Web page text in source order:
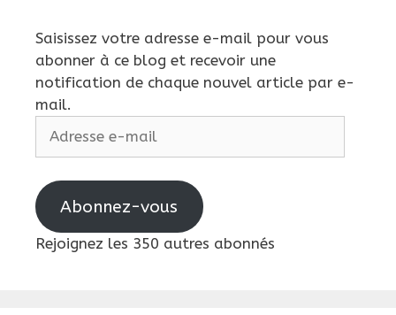
Saisissez votre adresse e-mail pour vous
abonner à ce blog et recevoir une
notification de chaque nouvel article par e-
mail.
Abonnez-vous
Rejoignez les 350 autres abonnés